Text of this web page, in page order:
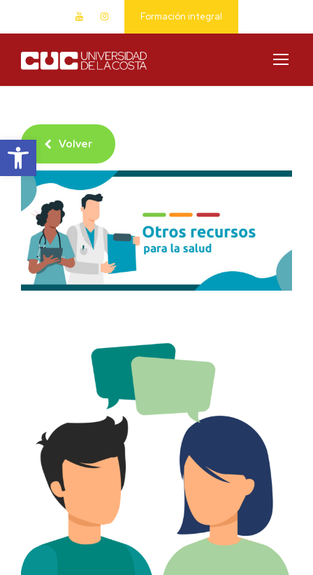
Abrir barra de herramientas
Formación integral
Volver